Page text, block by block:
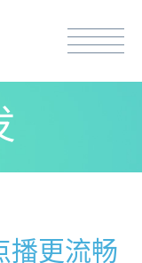
播更流畅